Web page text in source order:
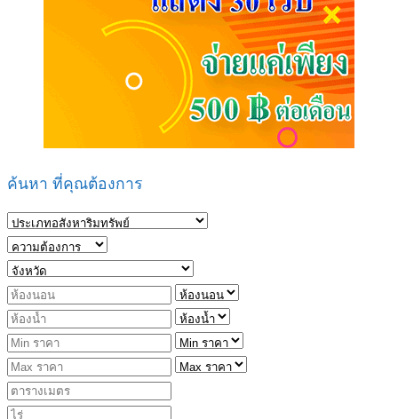
ค้นหา ที่คุณต้องการ